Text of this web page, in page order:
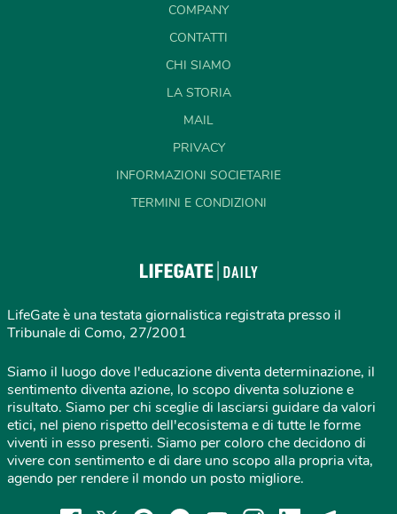
COMPANY
CONTATTI
CHI SIAMO
LA STORIA
MAIL
PRIVACY
INFORMAZIONI SOCIETARIE
TERMINI E CONDIZIONI
LifeGate è una testata giornalistica registrata presso il
Tribunale di Como, 27/2001
Siamo il luogo dove l'educazione diventa determinazione, il
sentimento diventa azione, lo scopo diventa soluzione e
risultato. Siamo per chi sceglie di lasciarsi guidare da valori
etici, nel pieno rispetto dell'ecosistema e di tutte le forme
viventi in esso presenti. Siamo per coloro che decidono di
vivere con sentimento e di dare uno scopo alla propria vita,
agendo per rendere il mondo un posto migliore.